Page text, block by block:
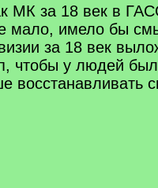
МК за 18 век в
мало, имело бы
за 18 век
чтобы у людей
восстанавливать